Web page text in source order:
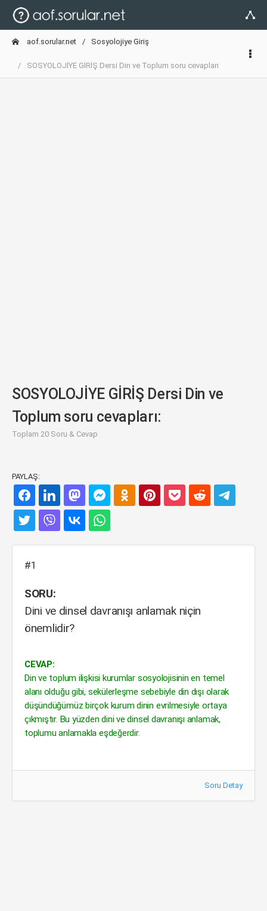
aof.sorular.net Sosyolojiye Giriş
SOSYOLOJİYE GİRİŞ Dersi Din ve Toplum soru cevapları
SOSYOLOJİYE GİRİŞ Dersi Din ve
Toplum soru cevapları:
Toplam 20 Soru & Cevap
PAYLAŞ:
#1
SORU:
Dini ve dinsel davranışı anlamak niçin
önemlidir?
CEVAP:
Din ve toplum ilişkisi kurumlar sosyolojisinin en temel
alanı olduğu gibi, sekülerleşme sebebiyle din dışı olarak
düşündüğümüz birçok kurum dinin evrilmesiyle ortaya
çıkmıştır. Bu yüzden dini ve dinsel davranışı anlamak,
toplumu anlamakla eşdeğerdir.
Soru Detay